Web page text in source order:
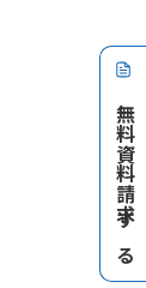
無料資料請求する